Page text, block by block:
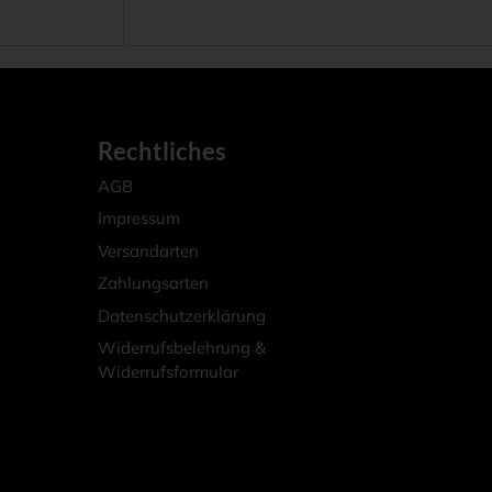
Die
auf
der
Produktseite
gewählt
werden
Rechtliches
AGB
Impressum
Versandarten
Zahlungsarten
Datenschutzerklärung
Widerrufsbelehrung &
Widerrufsformular